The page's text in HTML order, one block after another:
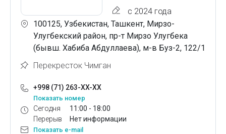
с 2024 года
100125, Узбекистан, Ташкент, Мирзо-
Улугбекский район, пр-т Мирзо Улугбека
(бывш. Хабиба Абдуллаева), м-в Буз-2, 122/1
Перекресток Чимган
+998 (71) 263-XX-XX
Показать номер
Сегодня
Перерыв
11:00 - 18:00
Нет информации
Показать e-mail